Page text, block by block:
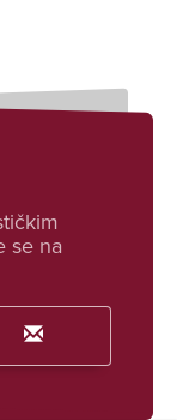
se na